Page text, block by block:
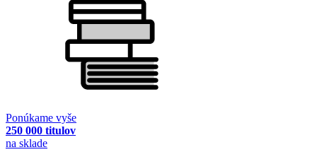
Ponúkame vyše
250 000 titulov
na sklade